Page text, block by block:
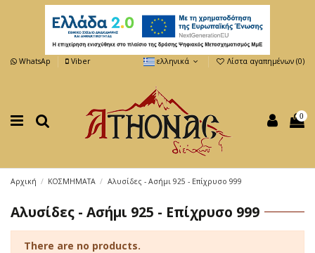
WhatsAp Viber ελληνικά Λίστα αγαπημένων (0)
0
Αρχική ΚΟΣΜΗΜΑΤΑ Αλυσίδες - Ασήμι 925 - Επίχρυσο 999
Αλυσίδες - Ασήμι 925 - Επίχρυσο 999
There are no products.